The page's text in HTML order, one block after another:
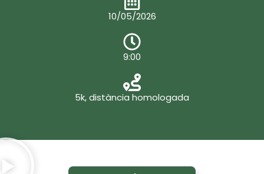
10/05/2026
9:00
5k, distància homologada